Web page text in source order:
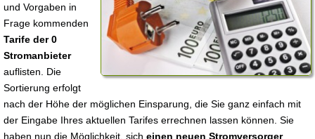
und Vorgaben in
Frage kommenden
Tarife der 0
Stromanbieter
auflisten. Die
Sortierung erfolgt
nach der Höhe der möglichen Einsparung, die Sie ganz einfach mit
der Eingabe Ihres aktuellen Tarifes errechnen lassen können. Sie
haben nun die Möglichkeit, sich einen neuen Stromversorger